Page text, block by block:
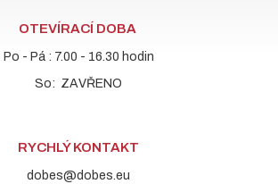
OTEVÍRACÍ DOBA
Po - Pá : 7.00 - 16.30 hodin
So: ZAVŘENO
RYCHLÝ KONTAKT
dobes@dobes.eu